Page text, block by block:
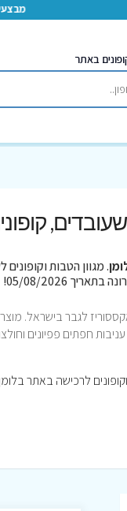
מבצעים
באתר
שעובדים,
. מגוון הטבות
לגבר בישראל.
חפתים פפיונים